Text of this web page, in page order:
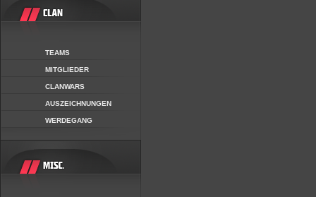
TEAMS
MITGLIEDER
CLANWARS
AUSZEICHNUNGEN
WERDEGANG